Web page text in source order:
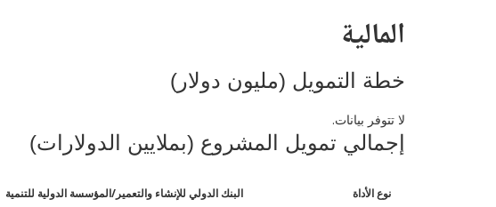
المالية
خطة التمويل (مليون دولار)
لا تتوفر بيانات.
إجمالي تمويل المشروع (بملايين الدولارات)
نوع الأداة البنك الدولي للإنشاء والتعمير/المؤسسة الدولية للتنمية